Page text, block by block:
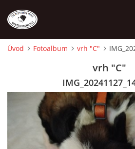
STANDARD
Úvod Fotoalbum vrh "C"
vrh "C"